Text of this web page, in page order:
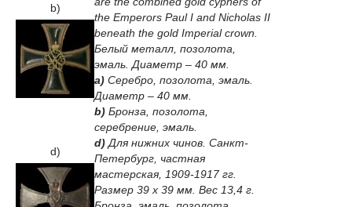
the Emperors Paul I and Nicholas II
beneath the gold Imperial crown.
Белый металл, позолота,
эмаль. Диаметр – 40 мм.
a) Серебро, позолота, эмаль.
Диаметр – 40 мм.
b) Бронза, позолота,
серебрение, эмаль.
d)Для нижних чинов. Санкт-
Петербург, частная
мастерская, 1909-1917 гг.
Размер 39 х 39 мм. Вес 13,4 г.
b)
d)